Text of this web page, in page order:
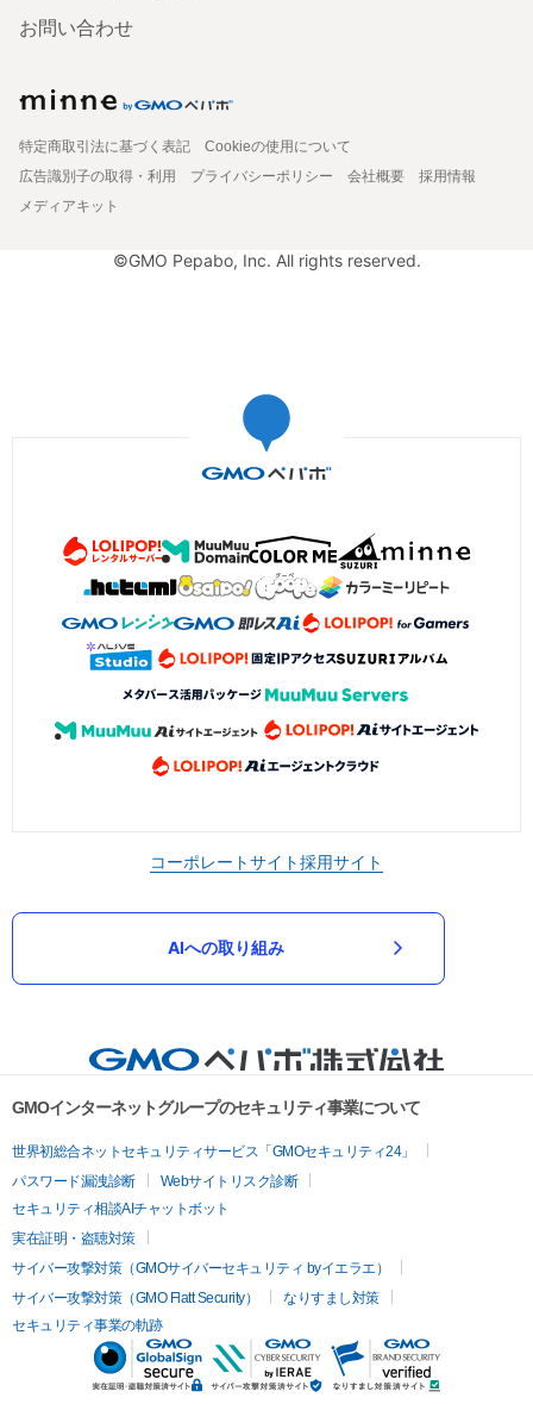
お問い合わせ
特定商取引法に基づく表記
Cookieの使用について
広告識別子の取得・利用
プライバシーポリシー 会社概要
採用情報
メディアキット
©GMO Pepabo, Inc. All rights reserved.
コーポレートサイト採用サイト
AIへの取り組み
GMOインターネットグループのセキュリティ事業について
世界初総合ネットセキュリティサービス「GMOセキュリティ24」
パスワード漏洩診断
Webサイトリスク診断
セキュリティ相談AIチャットボット
実在証明・盗聴対策
サイバー攻撃対策（GMOサイバーセキュリティ byイエラエ）
サイバー攻撃対策（GMO Flatt Security）
なりすまし対策
セキュリティ事業の軌跡